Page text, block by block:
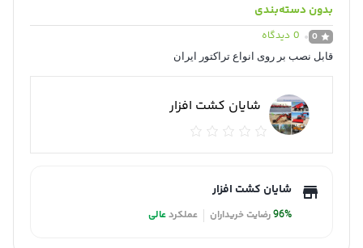
بدون دسته‌بندی
0
0 دیدگاه
قابل نصب بر روی انواع تراکتور ایران
شایان کشت افزار
شایان کشت افزار
96% رضایت خریداران عملکردعالی